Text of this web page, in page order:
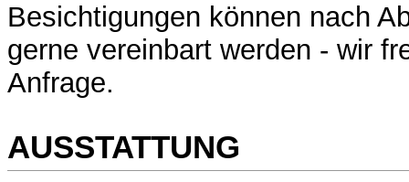
Besichtigungen können nach
gerne vereinbart werden - wir
Anfrage.
AUSSTATTUNG